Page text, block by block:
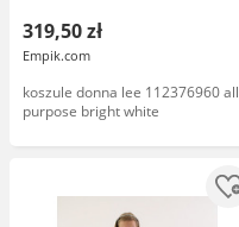
319,50 zł
Empik.com
koszule donna lee 112376960 all
purpose bright white